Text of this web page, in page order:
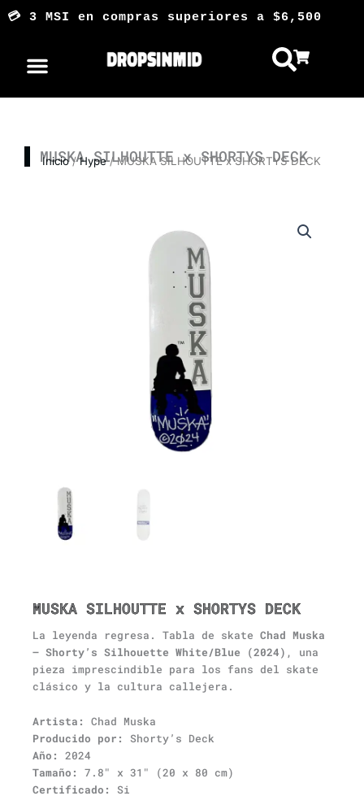
3 MSI en compras superiores a
MUSKA SILHOUTTE x SHORTYS DECK
Inicio/Hype/ MUSKA SILHOUTTE x SHORTYS DECK
MUSKA SILHOUTTE x SHORTYS DECK
La leyenda regresa. Tabla de skate Chad Muska
– Shorty’s Silhouette White/Blue (2024) , una
pieza imprescindible para los fans del skate
clásico y la cultura callejera.
Artista:
Chad Muska
Producido por: Shorty’s Deck
Año: 2024
Tamaño: 7.8″ x 31″ (20 x 80 cm)
Certificado: Si